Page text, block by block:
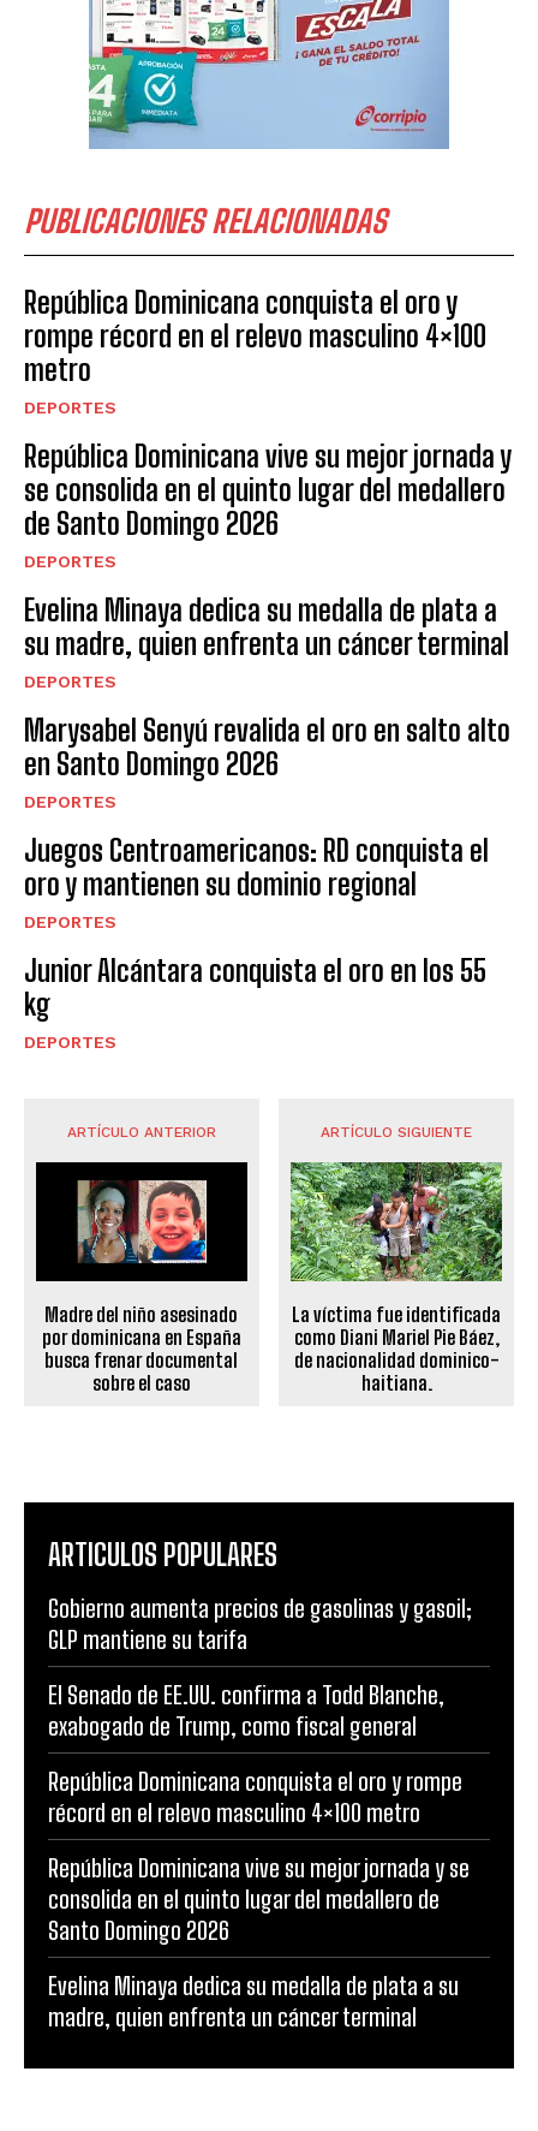
PUBLICACIONES RELACIONADAS
República Dominicana conquista el oro y
rompe récord en el relevo masculino 4×100
metro
DEPORTES
República Dominicana vive su mejor jornada y
se consolida en el quinto lugar del medallero
de Santo Domingo 2026
DEPORTES
Evelina Minaya dedica su medalla de plata a
su madre, quien enfrenta un cáncer terminal
DEPORTES
Marysabel Senyú revalida el oro en salto alto
en Santo Domingo 2026
DEPORTES
Juegos Centroamericanos: RD conquista el
oro y mantienen su dominio regional
DEPORTES
Junior Alcántara conquista el oro en los 55
kg
DEPORTES
ARTÍCULO ANTERIOR
Madre del niño asesinado
por dominicana en España
busca frenar documental
sobre el caso
ARTÍCULO SIGUIENTE
La víctima fue identificada
como Diani Mariel Pie Báez,
de nacionalidad dominico-
haitiana.
ARTICULOS POPULARES
Gobierno aumenta precios de gasolinas y gasoil;
GLP mantiene su tarifa
El Senado de EE.UU. confirma a Todd Blanche,
exabogado de Trump, como fiscal general
República Dominicana conquista el oro y rompe
récord en el relevo masculino 4×100 metro
República Dominicana vive su mejor jornada y se
consolida en el quinto lugar del medallero de
Santo Domingo 2026
Evelina Minaya dedica su medalla de plata a su
madre, quien enfrenta un cáncer terminal